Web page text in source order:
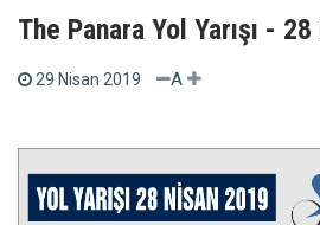
The Panara Yol Yarışı -
29 Nisan 2019 A